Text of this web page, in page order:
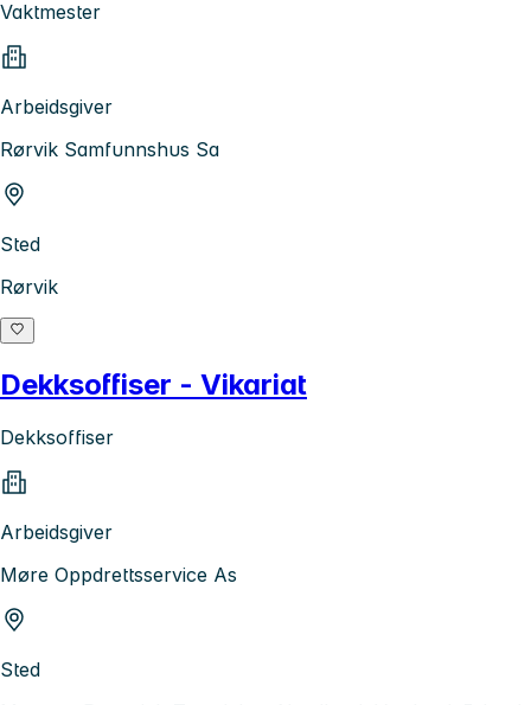
Vaktmester
Arbeidsgiver
Rørvik Samfunnshus Sa
Sted
Rørvik
Dekksoffiser - Vikariat
Dekksoffiser
Arbeidsgiver
Møre Oppdrettsservice As
Sted